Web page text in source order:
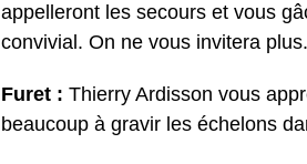
appelleront les secours et vous
convivial. On ne vous invitera plus.
Furet : Thierry Ardisson vous
beaucoup à gravir les échelons